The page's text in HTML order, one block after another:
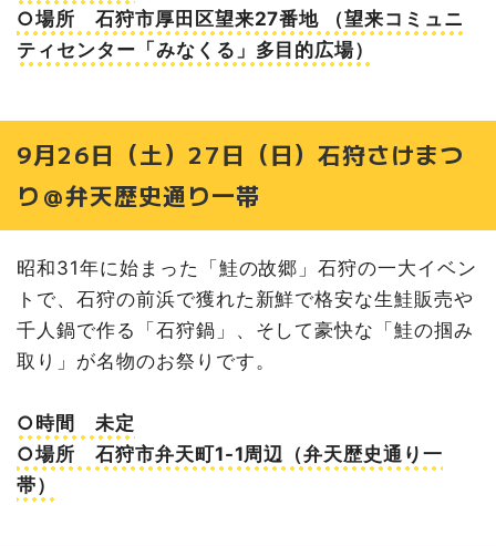
○場所 石狩市厚田区望来27番地 （望来コミュニ
ティセンター「みなくる」多目的広場）
9月26日（土）27日（日）石狩さけまつ
り＠弁天歴史通り一帯
昭和31年に始まった「鮭の故郷」石狩の一大イベン
トで、石狩の前浜で獲れた新鮮で格安な生鮭販売や
千人鍋で作る「石狩鍋」、そして豪快な「鮭の掴み
取り」が名物のお祭りです。
○時間 未定
○場所 石狩市弁天町1-1周辺（弁天歴史通り一
帯）